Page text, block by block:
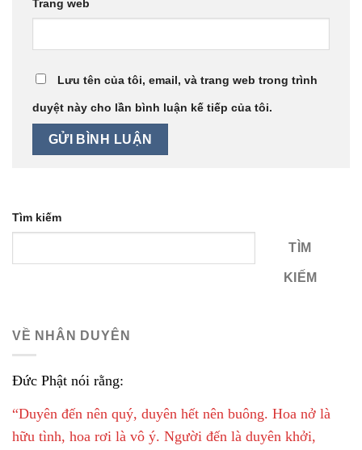
Trang web
Lưu tên của tôi, email, và trang web trong trình
duyệt này cho lần bình luận kế tiếp của tôi.
Tìm kiếm
TÌM
KIẾM
VỀ NHÂN DUYÊN
Đức Phật nói rằng:
“Duyên đến nên quý, duyên hết nên buông. Hoa nở là
hữu tình, hoa rơi là vô ý. Người đến là duyên khởi,